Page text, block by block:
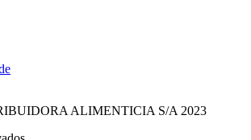
ALIMENTICIA S/A 2023